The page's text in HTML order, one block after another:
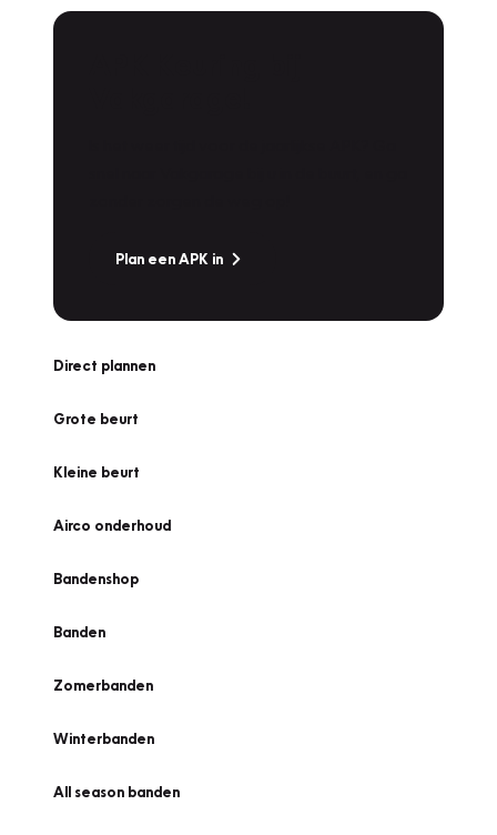
Plan een APK in
Direct plannen
Grote beurt
Kleine beurt
Airco onderhoud
Bandenshop
Banden
Zomerbanden
Winterbanden
All season banden